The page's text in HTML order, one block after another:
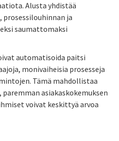
Alusta yhdistää
prosessilouhinnan ja
saumattomaksi
automatisoida paitsi
monivaiheisia prosesseja
Tämä mahdollistaa
asiakaskokemuksen
voivat keskittyä arvoa